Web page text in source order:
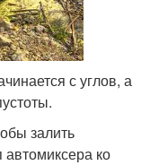
с углов, а
залить
ко